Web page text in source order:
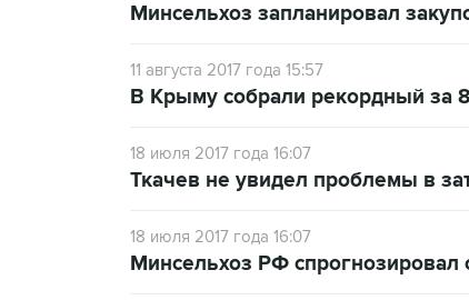
Минсельхоз запланировал
11 августа 2017 года 15:57
В Крыму собрали рекордный за
18 июля 2017 года 16:07
Ткачев не увидел проблемы в
18 июля 2017 года 16:07
Минсельхоз РФ спрогнозировал